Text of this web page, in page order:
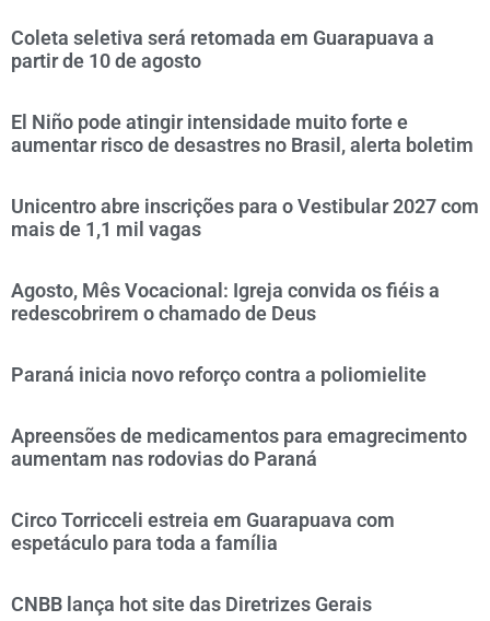
Coleta seletiva será retomada em Guarapuava a
partir de 10 de agosto
El Niño pode atingir intensidade muito forte e
aumentar risco de desastres no Brasil, alerta boletim
Unicentro abre inscrições para o Vestibular 2027 com
mais de 1,1 mil vagas
Agosto, Mês Vocacional: Igreja convida os fiéis a
redescobrirem o chamado de Deus
Paraná inicia novo reforço contra a poliomielite
Apreensões de medicamentos para emagrecimento
aumentam nas rodovias do Paraná
Circo Torricceli estreia em Guarapuava com
espetáculo para toda a família
CNBB lança hot site das Diretrizes Gerais